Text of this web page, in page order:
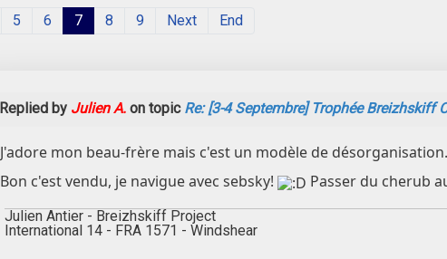
5 6 7 8 9 Next End
Replied by Julien A.on topic Re: [3-4 Septembre] Trophée Breizhskiff
J'adore mon beau-frère mais c'est un modèle de
Bon c'est vendu, je navigue avec sebsky!
Passer du cherub
Julien Antier - Breizhskiff Project
International 14 - FRA 1571 - Windshear